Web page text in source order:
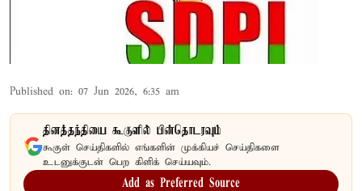
Published on: 07 Jun 2026, 6:35 am
தினத்தந்தியை கூகுளில் பின்தொடரவும்
கூகுள் செய்திகளில் எங்களின் முக்கியச் செய்திகளை
உடனுக்குடன் பெற கிளிக் செய்யவும்.
Add as Preferred Source